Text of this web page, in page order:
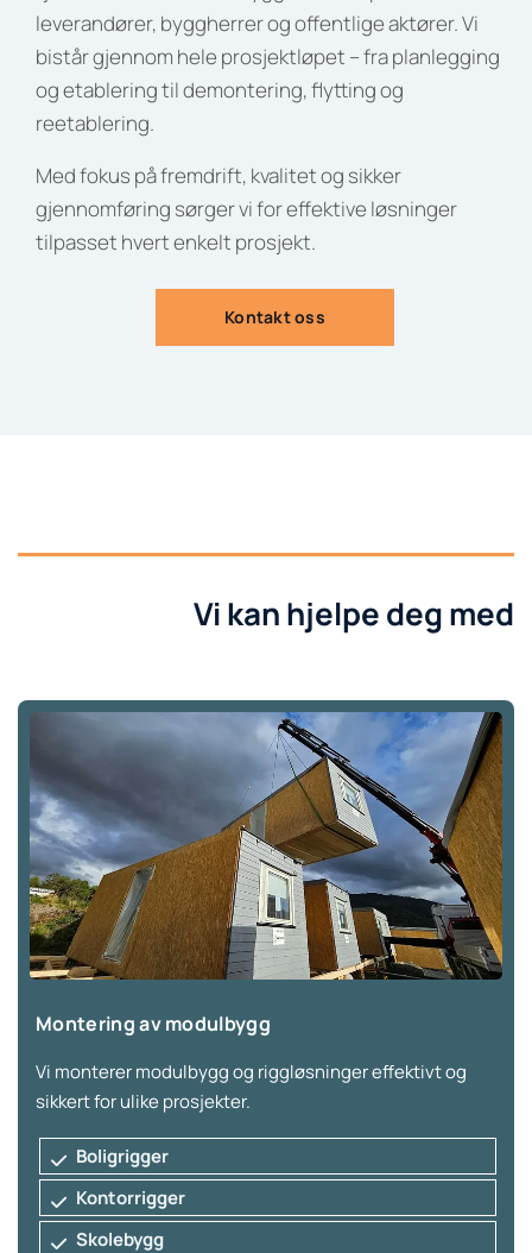
leverandører, byggherrer og offentlige aktører. Vi
bistår gjennom hele prosjektløpet – fra planlegging
og etablering til demontering, flytting og
reetablering.
Med fokus på fremdrift, kvalitet og sikker
gjennomføring sørger vi for effektive løsninger
tilpasset hvert enkelt prosjekt.
Kontakt oss
Vi kan hjelpe deg med
Montering av modulbygg
Vi monterer modulbygg og riggløsninger effektivt og
sikkert for ulike prosjekter.
Boligrigger
Kontorrigger
Skolebygg